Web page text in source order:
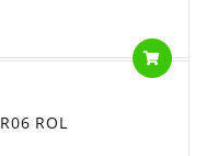
ROL